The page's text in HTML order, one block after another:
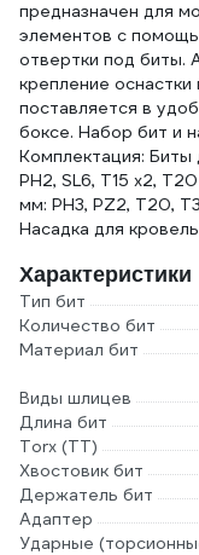
предназначен для
элементов с
отвертки под биты.
крепление
поставляется в
боксе. Набор бит и
Комплектация: Биты
PH2, SL6, T15 x2,
мм: PH3, PZ2, T20,
Насадка для
Характеристики
Тип бит
Количество бит
Материал бит
Виды шлицев
Длина бит
Torx (TT)
Хвостовик бит
Держатель бит
Адаптер
Ударные